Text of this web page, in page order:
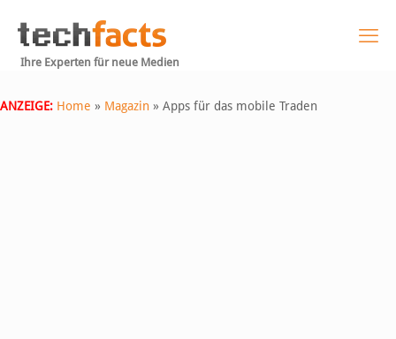
Ihre Experten für neue Medien
ANZEIGE: Home » Magazin » Apps für das mobile Traden